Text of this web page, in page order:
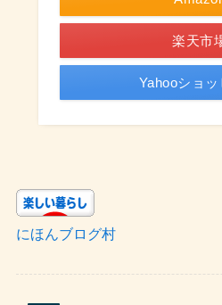
楽天市
Yahooショ
にほんブログ村